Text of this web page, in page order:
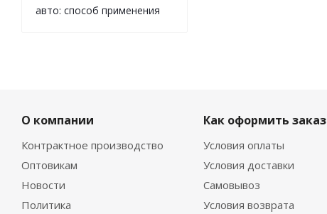
авто: способ применения
О компании
Контрактное производство
Оптовикам
Новости
Политика
Как оформить заказ
Условия оплаты
Условия доставки
Самовывоз
Условия возврата